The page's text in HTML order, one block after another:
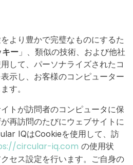
より豊かで完璧なものにするた
キー 」、類似の技術、および他社
して、パーソナライズされたコ
示し、お客様のコンピューター
す。
トが訪問者のコンピュータに保
再訪問のたびにウェブサイトに
IQはCookieを使用して、訪
circular-iq.com の使用状
セス設定を行います。ご自身の